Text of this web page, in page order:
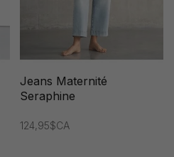
Jeans Maternité
Seraphine
124,95$CA